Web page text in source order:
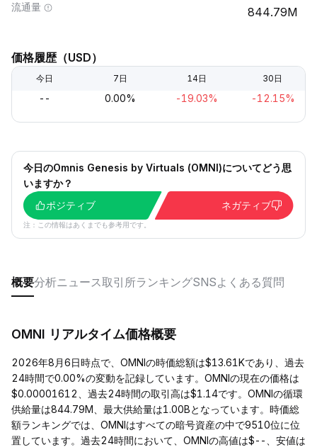
流通量 844.79M
価格履歴（USD）
今日 7日 14日 30日
-- 0.00% -19.03% -12.15%
今日のOmnis Genesis by Virtuals (OMNI)についてどう思
いますか？
ポジティブ
ネガティブ
注：この情報はあくまでも参考用です。
概要分析ニュース取引所ランキングSNSよくある質問
OMNI リアルタイム価格概要
2026年8月6日時点で、OMNIの時価総額は$13.61Kであり、過去
24時間で0.00%の変動を記録しています。OMNIの現在の価格は
$0.00001612、過去24時間の取引高は$1.14です。OMNIの循環
供給量は844.79M、最大供給量は1.00Bとなっています。時価総
額ランキングでは、OMNIはすべての暗号資産の中で9510位に位
置しています。過去24時間において、OMNIの高値は$--、安値は